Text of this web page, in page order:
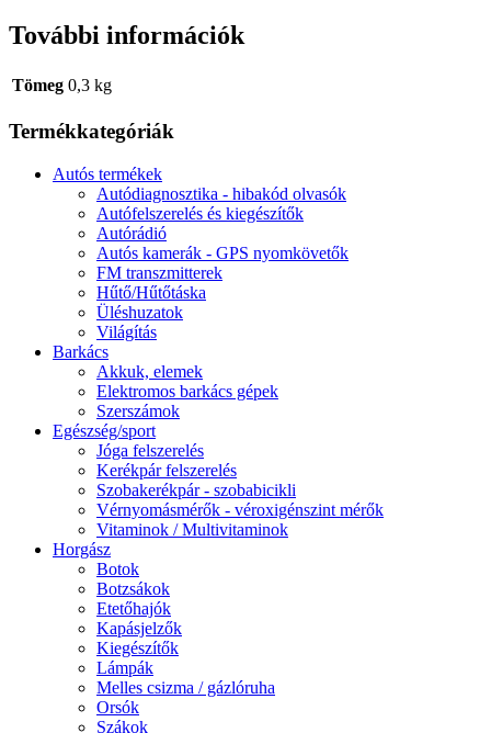
További információk
Tömeg 0,3 kg
Termékkategóriák
Autós termékek
Autódiagnosztika - hibakód olvasók
Autófelszerelés és kiegészítők
Autórádió
Autós kamerák - GPS nyomkövetők
FM transzmitterek
Hűtő/Hűtőtáska
Üléshuzatok
Világítás
Barkács
Akkuk, elemek
Elektromos barkács gépek
Szerszámok
Egészség/sport
Jóga felszerelés
Kerékpár felszerelés
Szobakerékpár - szobabicikli
Vérnyomásmérők - véroxigénszint mérők
Vitaminok / Multivitaminok
Horgász
Botok
Botzsákok
Etetőhajók
Kapásjelzők
Kiegészítők
Lámpák
Melles csizma / gázlóruha
Orsók
Szákok